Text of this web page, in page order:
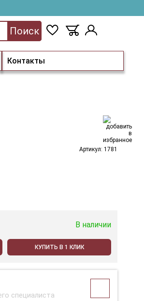
Контакты
Поиск
Артикул: 1781
В наличии
КУПИТЬ В 1 КЛИК
специалиста